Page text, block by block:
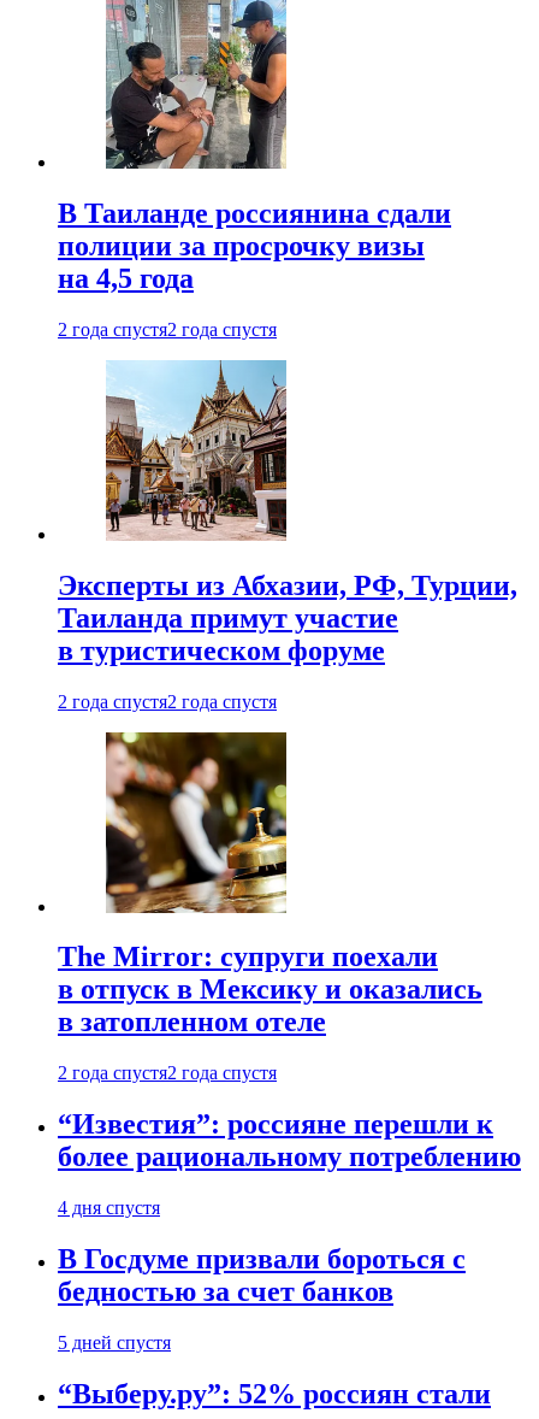
В Таиланде россиянина сдали
полиции за просрочку визы
на 4,5 года
2 года спустя2 года спустя
Эксперты из Абхазии, РФ, Турции,
Таиланда примут участие
в туристическом форуме
2 года спустя2 года спустя
The Mirror: супруги поехали
в отпуск в Мексику и оказались
в затопленном отеле
2 года спустя2 года спустя
“Известия”: россияне перешли к
более рациональному потреблению
4 дня спустя
В Госдуме призвали бороться с
бедностью за счет банков
5 дней спустя
“Выберу.ру”: 52% россиян стали